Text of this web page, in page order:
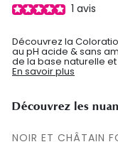
1 avis
Découvrez la
au pH acide & sans
de la base naturelle
En savoir plus
Découvrez les
NOIR ET CHÂTAIN